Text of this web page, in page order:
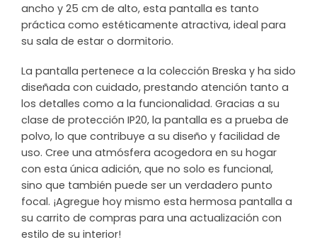
ancho y 25 cm de alto, esta pantalla es tanto
práctica como estéticamente atractiva, ideal para
su sala de estar o dormitorio.
La pantalla pertenece a la colección Breska y ha sido
diseñada con cuidado, prestando atención tanto a
los detalles como a la funcionalidad. Gracias a su
clase de protección IP20, la pantalla es a prueba de
polvo, lo que contribuye a su diseño y facilidad de
uso. Cree una atmósfera acogedora en su hogar
con esta única adición, que no solo es funcional,
sino que también puede ser un verdadero punto
focal. ¡Agregue hoy mismo esta hermosa pantalla a
su carrito de compras para una actualización con
estilo de su interior!